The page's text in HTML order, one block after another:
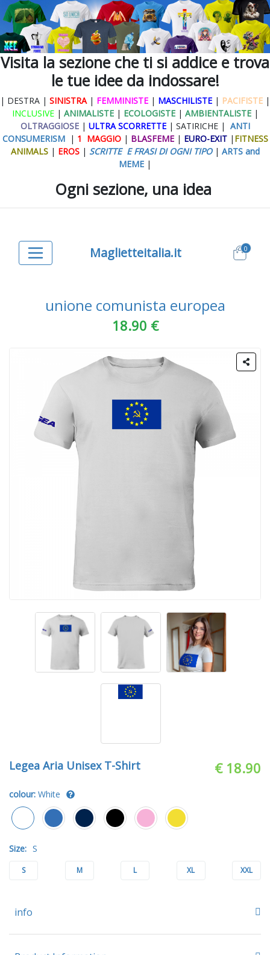
Visita la sezione che ti si addice e trova
le tue idee da indossare!
| DESTRA | SINISTRA| FEMMINISTE | MASCHILISTE | PACIFISTE |
INCLUSIVE| ANIMALISTE| ECOLOGISTE | AMBIENTALISTE|
OLTRAGGIOSE| ULTRA SCORRETTE | SATIRICHE | ANTI
CONSUMERISM | 1 MAGGIO| BLASFEME | EURO-EXIT| FITNESS
ANIMALS| EROS| SCRITTE E FRASI DI OGNI TIPO | ARTS and
MEME |
Ogni sezione, una idea
Maglietteitalia.it 0
unione comunista europea
18.90 €
Legea Aria Unisex T-Shirt € 18.90
colour: White
Size: S
S M L XL XXL
info